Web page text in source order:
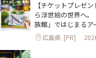
【チケットプレゼ
ら浮世絵の世界へ
族館」ではじまるア
広島県 [PR]